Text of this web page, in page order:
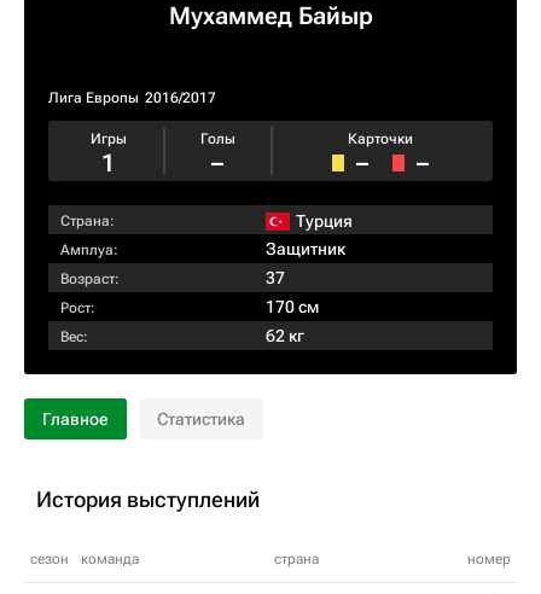
Мухаммед Байыр
Лига Европы 2016/2017
Игры
1
Голы
–
Карточки
– –
Страна: Турция
Амплуа: Защитник
Возраст: 37
Рост: 170 см
Вес: 62 кг
Главное Статистика
История выступлений
сезон команда страна номер